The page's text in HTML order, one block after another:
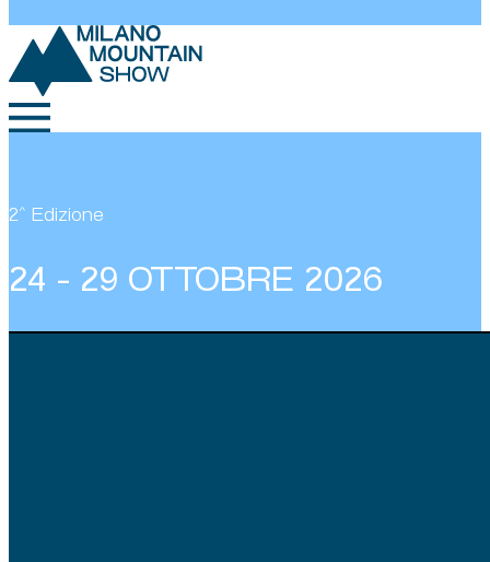
2^ Edizione
24 - 29 OTTOBRE 2026